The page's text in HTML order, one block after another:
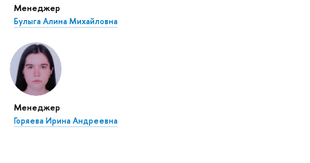
Менеджер
Булыга Алина Михайловна
Менеджер
Горяева Ирина Андреевна